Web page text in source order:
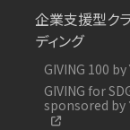
企業支援型ク
ディング
GIVING 100
GIVING for
sponsored by